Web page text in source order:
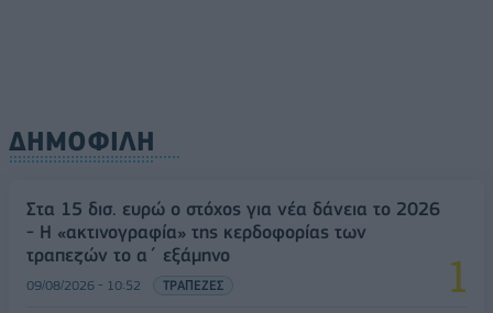
ΔΗΜΟΦΙΛΗ
Στα 15 δισ. ευρώ ο στόχος για νέα δάνεια το 2026
- Η «ακτινογραφία» της κερδοφορίας των
τραπεζών το α΄ εξάμηνο
09/08/2026 - 10:52 ΤΡΑΠΕΖΕΣ